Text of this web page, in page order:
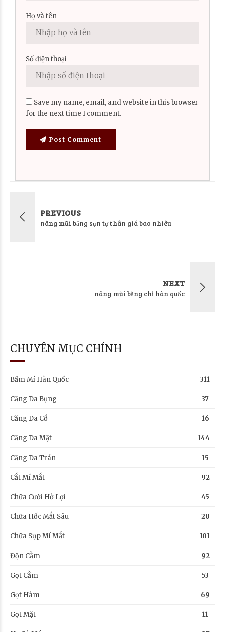
Họ và tên
Số điện thoại
Save my name, email, and website in this browser
for the next time I comment.
Post Comment
PREVIOUS
nâng mũi bằng sụn tự thân giá bao nhiêu
NEXT
nâng mũi bằng chỉ hàn quốc
CHUYÊN MỤC CHÍNH
Bấm Mí Hàn Quốc 311
Căng Da Bụng 37
Căng Da Cổ 16
Căng Da Mặt 144
Căng Da Trán 15
Cắt Mí Mắt 92
Chữa Cười Hở Lợi 45
Chữa Hốc Mắt Sâu 20
Chữa Sụp Mí Mắt 101
Độn Cằm 92
Gọt Cằm 53
Gọt Hàm 69
Gọt Mặt 11